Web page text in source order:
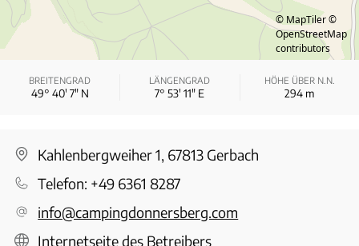
© MapTiler ©
OpenStreetMap
contributors
BREITENGRAD
49° 40′ 7″ N
LÄNGENGRAD
7° 53′ 11″ E
HÖHE ÜBER N.N.
294 m
Kahlenbergweiher 1, 67813 Gerbach
Telefon: +49 6361 8287
info@campingdonnersberg.com
Internetseite des Betreibers